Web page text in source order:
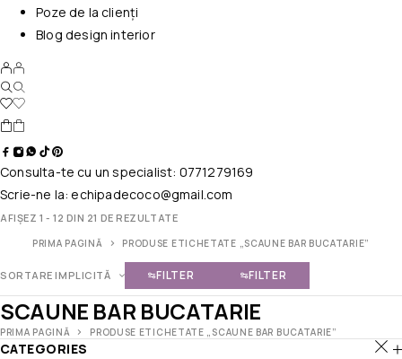
Poze de la clienți
Blog design interior
Consulta-te cu un specialist: 0771279169
Scrie-ne la:echipadecoco@gmail.com
AFIȘEZ 1 - 12 DIN 21 DE REZULTATE
PRIMA PAGINĂ PRODUSE ETICHETATE „SCAUNE BAR BUCATARIE”
SORTARE IMPLICITĂ FILTER FILTER
SCAUNE BAR BUCATARIE
PRIMA PAGINĂ PRODUSE ETICHETATE „SCAUNE BAR BUCATARIE”
CATEGORIES